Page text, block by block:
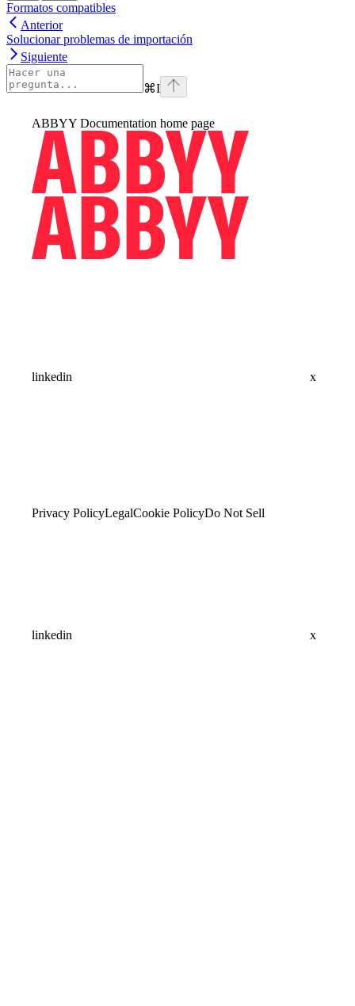
Formatos compatibles
Anterior
Solucionar problemas de importación
Siguiente
⌘I
ABBYY Documentation home page
linkedin x
Privacy PolicyLegalCookie PolicyDo Not Sell
linkedin x